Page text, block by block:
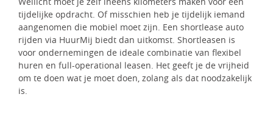
tijdelijke opdracht. Of misschien heb je tijdelijk iemand
aangenomen die mobiel moet zijn. Een shortlease auto
rijden via HuurMij biedt dan uitkomst. Shortleasen is
voor ondernemingen de ideale combinatie van flexibel
huren en full-operational leasen. Het geeft je de vrijheid
om te doen wat je moet doen, zolang als dat noodzakelijk
is.